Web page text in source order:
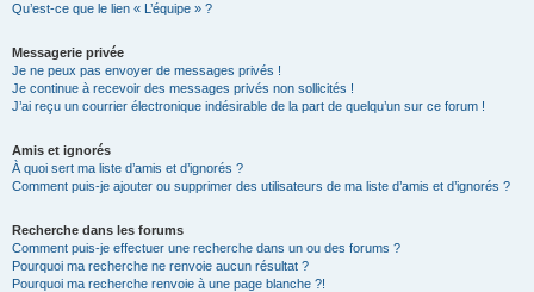
Qu’est-ce que le lien « L’équipe » ?
Messagerie privée
Je ne peux pas envoyer de messages privés !
Je continue à recevoir des messages privés non sollicités !
J’ai reçu un courrier électronique indésirable de la part de quelqu’un sur ce forum !
Amis et ignorés
À quoi sert ma liste d’amis et d’ignorés ?
Comment puis-je ajouter ou supprimer des utilisateurs de ma liste d’amis et d’ignorés ?
Recherche dans les forums
Comment puis-je effectuer une recherche dans un ou des forums ?
Pourquoi ma recherche ne renvoie aucun résultat ?
Pourquoi ma recherche renvoie à une page blanche ?!